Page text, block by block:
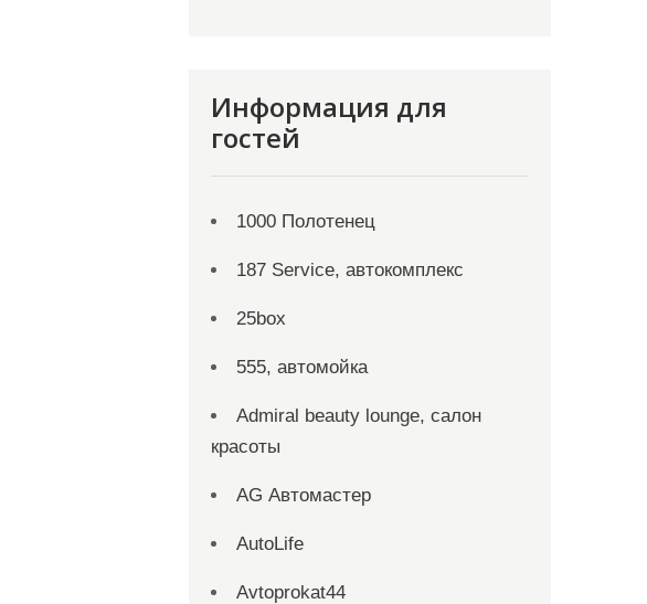
Информация для
гостей
1000 Полотенец
187 Service, автокомплекс
25box
555, автомойка
Admiral beauty lounge, салон
красоты
AG Автомастер
AutoLife
Avtoprokat44